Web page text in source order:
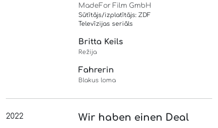
MadeFor Film GmbH
Sūtītājs/izplatītājs: ZDF
Televīzijas seriāls
Britta Keils
Režija
Fahrerin
Blakus loma
2022 Wir haben einen Deal